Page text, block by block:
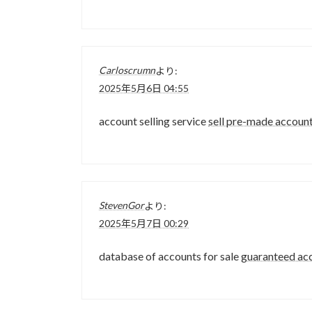
Carloscrumnより:
2025年5月6日 04:55
account selling servicesell pre-made
StevenGorより:
2025年5月7日 00:29
database of accounts for saleguaranteed